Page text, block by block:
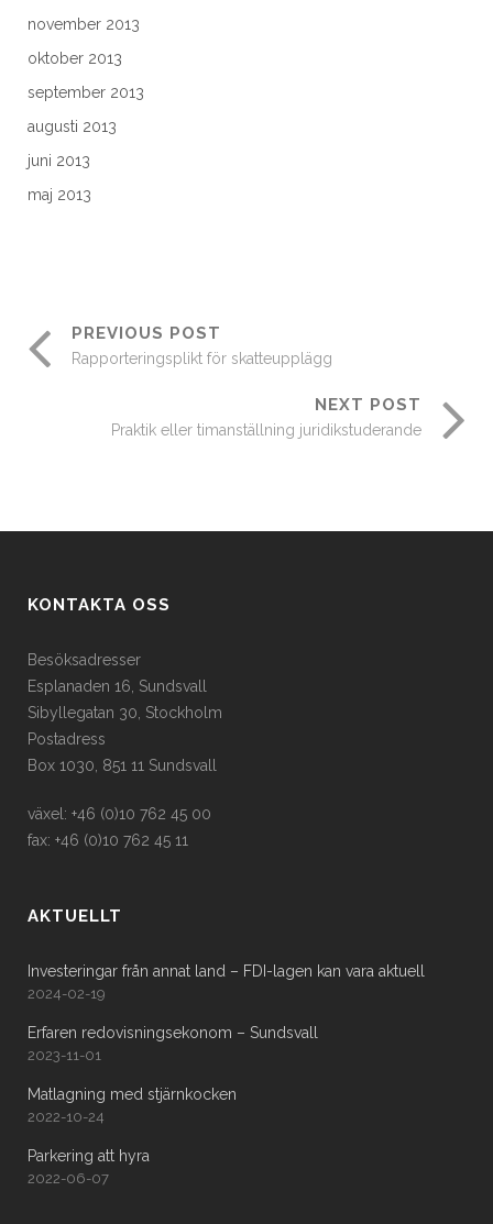
november 2013
oktober 2013
september 2013
augusti 2013
juni 2013
maj 2013
PREVIOUS POST
Rapporteringsplikt för skatteupplägg
NEXT POST
Praktik eller timanställning juridikstuderande
KONTAKTA OSS
Besöksadresser
Esplanaden 16, Sundsvall
Sibyllegatan 30, Stockholm
Postadress
Box 1030, 851 11 Sundsvall
växel: +46 (0)10 762 45 00
fax: +46 (0)10 762 45 11
AKTUELLT
Investeringar från annat land – FDI-lagen kan vara aktuell
2024-02-19
Erfaren redovisningsekonom – Sundsvall
2023-11-01
Matlagning med stjärnkocken
2022-10-24
Parkering att hyra
2022-06-07